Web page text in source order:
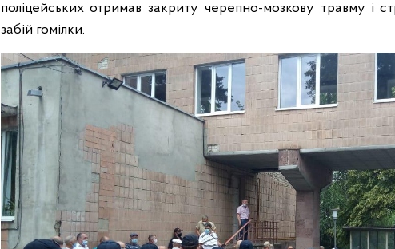
поліцейських отримав закриту черепно-мозкову травму і
забій гомілки.